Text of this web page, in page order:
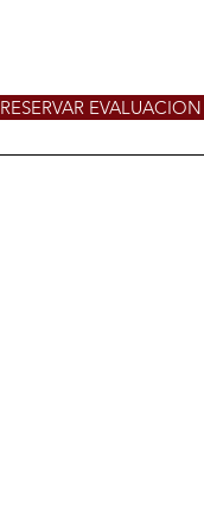
RESERVAR EVALUACION